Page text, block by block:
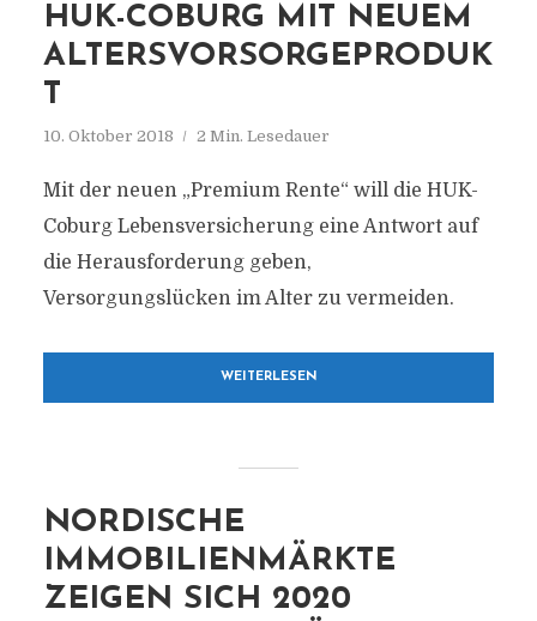
HUK-COBURG MIT NEUEM
ALTERSVORSORGEPRODUK
T
10. Oktober 2018 2 Min. Lesedauer
Mit der neuen „Premium Rente“ will die HUK-
Coburg Lebensversicherung eine Antwort auf
die Herausforderung geben,
Versorgungslücken im Alter zu vermeiden.
WEITERLESEN
NORDISCHE
IMMOBILIENMÄRKTE
ZEIGEN SICH 2020